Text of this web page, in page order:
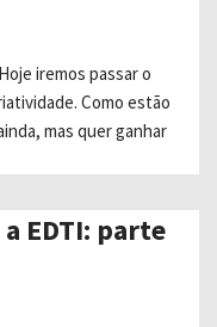
iremos passar o
Como estão
mas quer ganhar
EDTI: parte